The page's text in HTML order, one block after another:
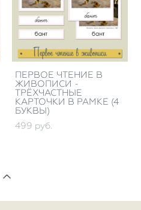
ПЕРВОЕ ЧТЕНИЕ В
ЖИВОПИСИ -
ТРЁХЧАСТНЫЕ
КАРТОЧКИ В РАМКЕ (4
БУКВЫ)
499 pуб.